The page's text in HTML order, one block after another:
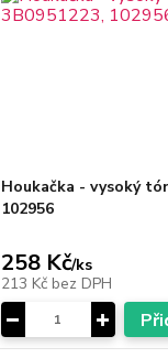
Houkačka - vysoký
102956
258 Kč/ks
213 Kč bez DPH